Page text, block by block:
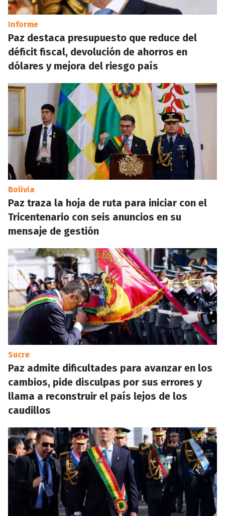
Informe
Paz destaca presupuesto que reduce del
déficit fiscal, devolución de ahorros en
dólares y mejora del riesgo país
Bolivia
Paz traza la hoja de ruta para iniciar con el
Tricentenario con seis anuncios en su
mensaje de gestión
Sucre
Paz admite dificultades para avanzar en los
cambios, pide disculpas por sus errores y
llama a reconstruir el país lejos de los
caudillos